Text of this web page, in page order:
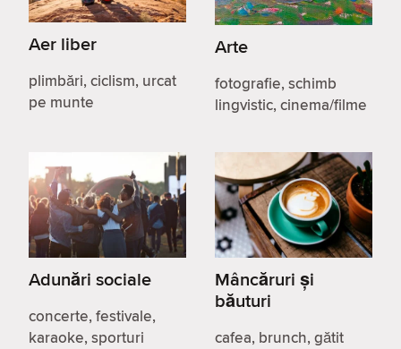
Aer liber
plimbări, ciclism, urcat
pe munte
Arte
fotografie, schimb
lingvistic, cinema/filme
Adunări sociale
concerte, festivale,
karaoke, sporturi
Mâncăruri și
băuturi
cafea, brunch, gătit